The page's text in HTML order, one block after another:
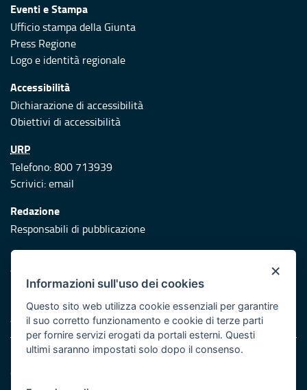
Eventi e Stampa
Ufficio stampa della Giunta
Press Regione
Logo e identità regionale
Accessibilità
Dichiarazione di accessibilità
Obiettivi di accessibilità
URP
Telefono: 800 713939
Scrivici:email
Redazione
Responsabili di pubblicazione
Protezione civile
Vai al sito di Protezione Civile Puglia
Iniziativa finanziata con risorse del POR Puglia 2014/2020 -
Asse XI
Note legali
Cookie e privacy
×
Informazioni sull'uso dei cookies
Questo sito web utilizza cookie essenziali per garantire
il suo corretto funzionamento e cookie di terze parti
per fornire servizi erogati da portali esterni. Questi
ultimi saranno impostati solo dopo il consenso.